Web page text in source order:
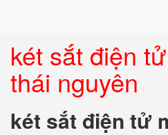
két sắt điện
thái nguyên
két sắt điện tử